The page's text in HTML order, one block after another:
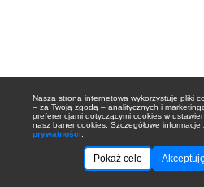
Nasza strona internetowa wykorzystuje pliki
– za Twoją zgodą – analitycznych i
preferencjami dotyczącymi cookies w
nasz baner cookies. Szczegółowe
prywatności
Pokaż cele Akceptuję